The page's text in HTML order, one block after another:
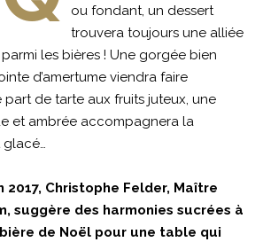
ou fondant, un dessert
trouvera toujours une alliée
parmi les bières ! Une gorgée bien
d’amertume viendra faire
de tarte aux fruits juteux, une
et ambrée accompagnera la
Christophe Felder, Maître
suggère des harmonies sucrées à
de Noël pour une table qui